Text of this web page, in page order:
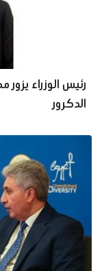
رئيس الوزراء
الدكرور